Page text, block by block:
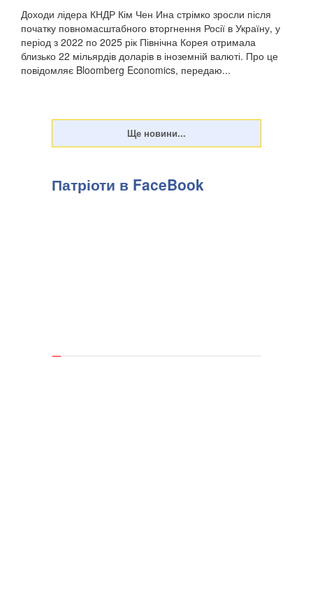
Доходи лідера КНДР Кім Чен Ина стрімко зросли після
початку повномасштабного вторгнення Росії в Україну, у
період з 2022 по 2025 рік Північна Корея отримала
близько 22 мільярдів доларів в іноземній валюті. Про це
повідомляє Bloomberg Economics, передаю...
Патріоти в FaceBook